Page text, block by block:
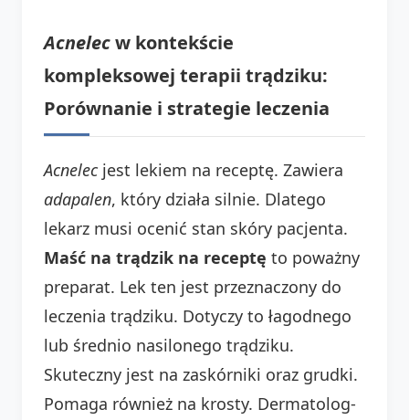
Acnelecw kontekście
kompleksowej terapii trądziku:
Porównanie i strategie leczenia
Acnelecjest lekiem na receptę. Zawiera
adapalen, który działa silnie. Dlatego
lekarz musi ocenić stan skóry pacjenta.
Maść na trądzik na receptę to poważny
preparat. Lek ten jest przeznaczony do
leczenia trądziku. Dotyczy to łagodnego
lub średnio nasilonego trądziku.
Skuteczny jest na zaskórniki oraz grudki.
Pomaga również na krosty. Dermatolog-